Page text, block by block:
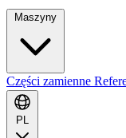
Maszyny
Części zamienne
PL